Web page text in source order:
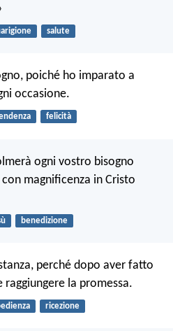
salute
poiché ho imparato a
occasione.
felicità
ogni vostro bisogno
magnificenza in Cristo
benedizione
perché dopo aver fatto
la promessa.
ricezione